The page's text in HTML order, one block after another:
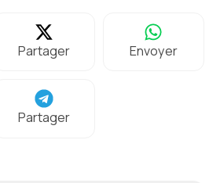
Partager Envoyer
Partager